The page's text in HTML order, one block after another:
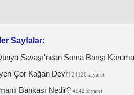
Sayfalar:
Savaşı'ndan Sonra Barışı
Çor Kağan Devri 24126 ziyaret
Bankası Nedir? 4942 ziyaret